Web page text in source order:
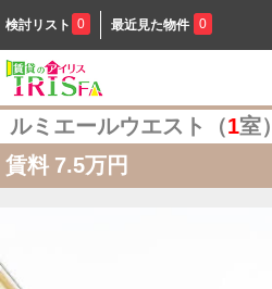
検討リスト 0 最近見た物件 0
ルミエールウエスト（1室）
賃料 7.5万円